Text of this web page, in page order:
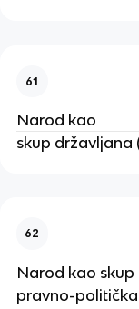
61
Narod kao
skup državljana
62
Narod kao
pravno-